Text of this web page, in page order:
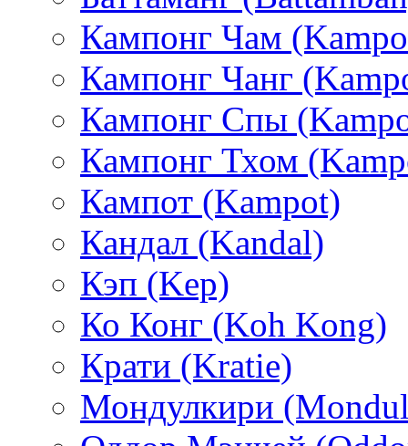
Кампонг Чам
Кампонг Чанг
Кампонг Спы
Кампонг Тхом
Кампот (Kampot)
Кандал (Kandal)
Кэп (Kep)
Ко Конг (Koh Kong)
Крати (Kratie)
Мондулкири